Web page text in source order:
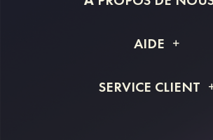
Livraison
AIDE
Retour et remboursement
SERVICE CLIENT